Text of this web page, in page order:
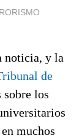
noticia, y la
de
sobre los
muchos